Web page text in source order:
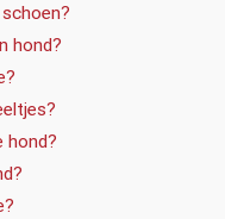
hond?
hond?